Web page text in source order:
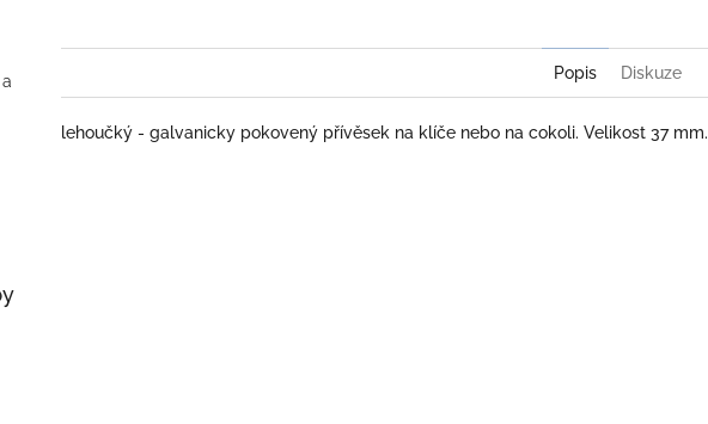
Popis Diskuze
lehoučký - galvanicky pokovený přívěsek na klíče nebo na cokoli. Velikost 37 mm.